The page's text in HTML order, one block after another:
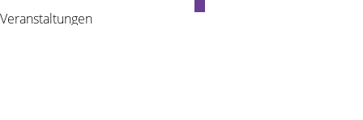
Veranstaltungen